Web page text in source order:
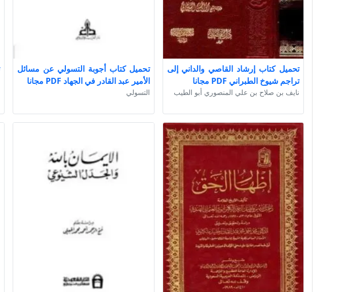
تحميل كتاب إرشاد القاصي والداني إلى
تراجم شيوخ الطبراني PDF مجانا
نايف بن صلاح بن علي المنصوري أبو الطيب
تحميل كتاب أجوبة التسولي عن مسائل
الأمير عبد القادر في الجهاد PDF مجانا
التسولي